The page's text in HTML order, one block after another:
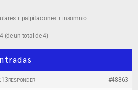
+ palpitaciones + insomnio
(de un total de 4)
#48863
RESPONDER